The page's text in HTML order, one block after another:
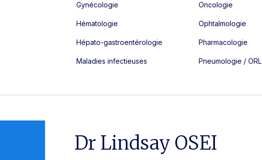
Gynécologie
Hématologie
Hépato-gastroentérologie
Maladies infectieuses
Oncologie
Ophtalmologie
Pharmacologie
Pneumologie / ORL
Dr Lindsay OSEI